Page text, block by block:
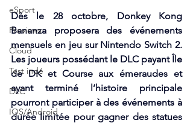
eSport
Previews
Cloud
Test indé
DLC
IOS/Android
Dès le 28 octobre, Donkey Kong
Bananza proposera des événements
mensuels en jeu sur Nintendo Switch 2.
Les joueurs possédant le DLC payant Île
de DK et Course aux émeraudes et
ayant terminé l’histoire principale
pourront participer à des événements à
durée limitée pour gagner des statues